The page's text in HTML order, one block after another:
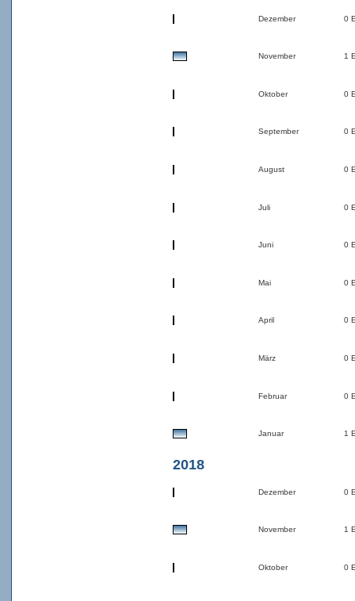
Dezember 0
November 1
Oktober 0
September 0
August 0
Juli 0
Juni 0
Mai 0
April 0
März 0
Februar 0
Januar 1
2018
Dezember 0
November 1
Oktober 0